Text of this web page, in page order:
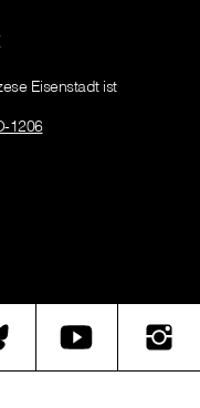
Eisenstadt ist
1206